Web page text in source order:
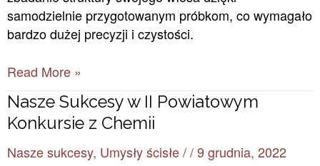
samodzielnie przygotowanym próbkom, co wymagało
bardzo dużej precyzji i czystości.
Read More »
Nasze Sukcesy w II Powiatowym
Konkursie z Chemii
Nasze sukcesy, Umysły ścisłe//9 grudnia, 2022
Nasze
Sukcesy
II